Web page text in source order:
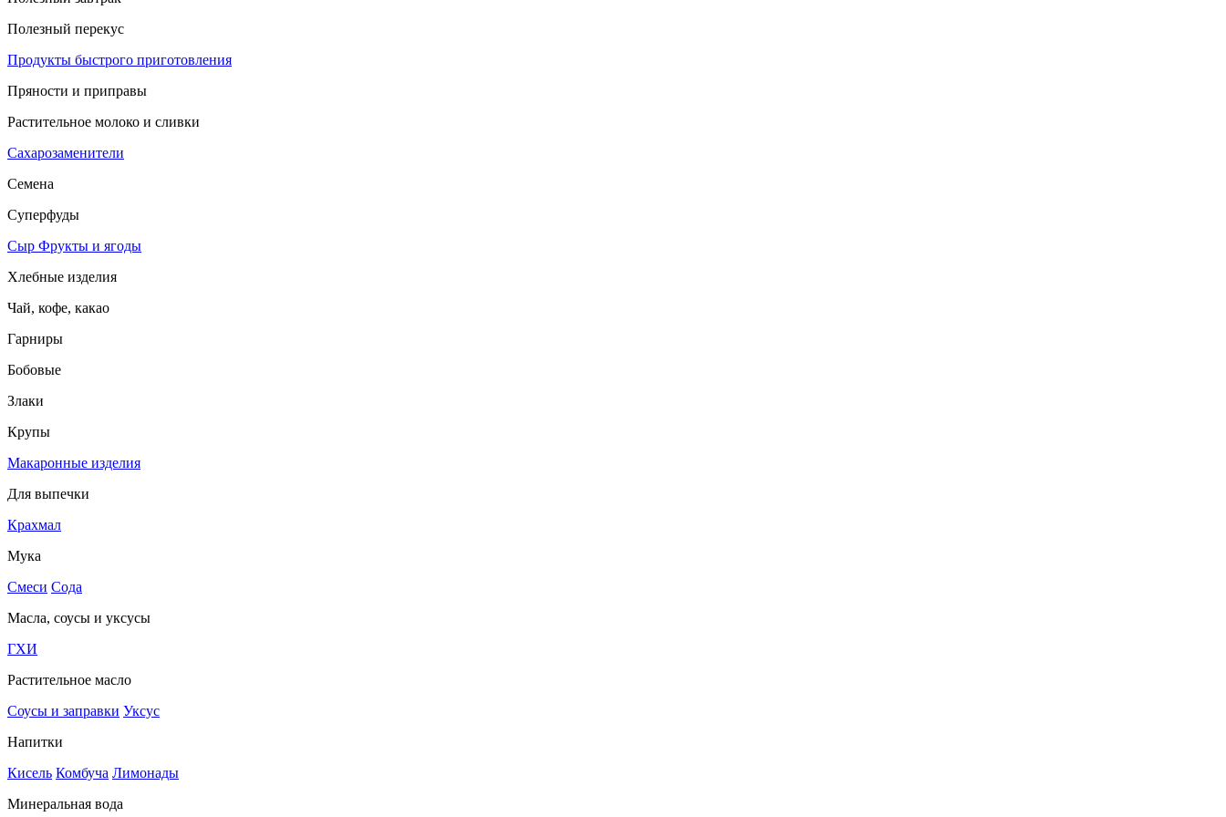
Полезный перекус
Продукты быстрого приготовления
Пряности и приправы
Растительное молоко и сливки
Сахарозаменители
Семена
Суперфуды
Сыр Фрукты и ягоды
Хлебные изделия
Чай, кофе, какао
Гарниры
Бобовые
Злаки
Крупы
Макаронные изделия
Для выпечки
Крахмал
Мука
Смеси Сода
Масла, соусы и уксусы
ГХИ
Растительное масло
Соусы и заправки Уксус
Напитки
Кисель Комбуча Лимонады
Минеральная вода